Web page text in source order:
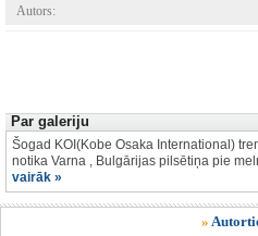
Autors:
Par galeriju
Šogad KOI(Kobe Osaka International)
notika Varna , Bulgārijas pilsētiņa pie
vairāk »
»